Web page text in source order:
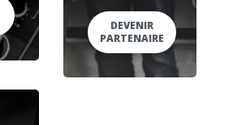
DEVENIR
PARTENAIRE